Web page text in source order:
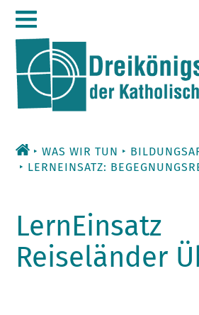
Zum
Inhalt
WAS WIR TUN
LERNEINSATZ:
LernEinsatz
Reiseländer